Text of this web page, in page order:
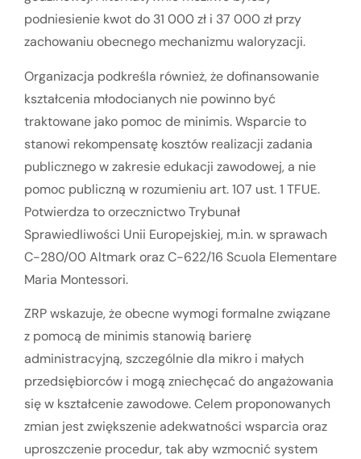
podniesienie kwot do 31 000 zł i 37 000 zł przy
zachowaniu obecnego mechanizmu waloryzacji.
Organizacja podkreśla również, że dofinansowanie
kształcenia młodocianych nie powinno być
traktowane jako pomoc de minimis. Wsparcie to
stanowi rekompensatę kosztów realizacji zadania
publicznego w zakresie edukacji zawodowej, a nie
pomoc publiczną w rozumieniu art. 107 ust. 1 TFUE.
Potwierdza to orzecznictwo Trybunał
Sprawiedliwości Unii Europejskiej, m.in. w sprawach
C-280/00 Altmark oraz C-622/16 Scuola Elementare
Maria Montessori.
ZRP wskazuje, że obecne wymogi formalne związane
z pomocą de minimis stanowią barierę
administracyjną, szczególnie dla mikro i małych
przedsiębiorców i mogą zniechęcać do angażowania
się w kształcenie zawodowe. Celem proponowanych
zmian jest zwiększenie adekwatności wsparcia oraz
uproszczenie procedur, tak aby wzmocnić system